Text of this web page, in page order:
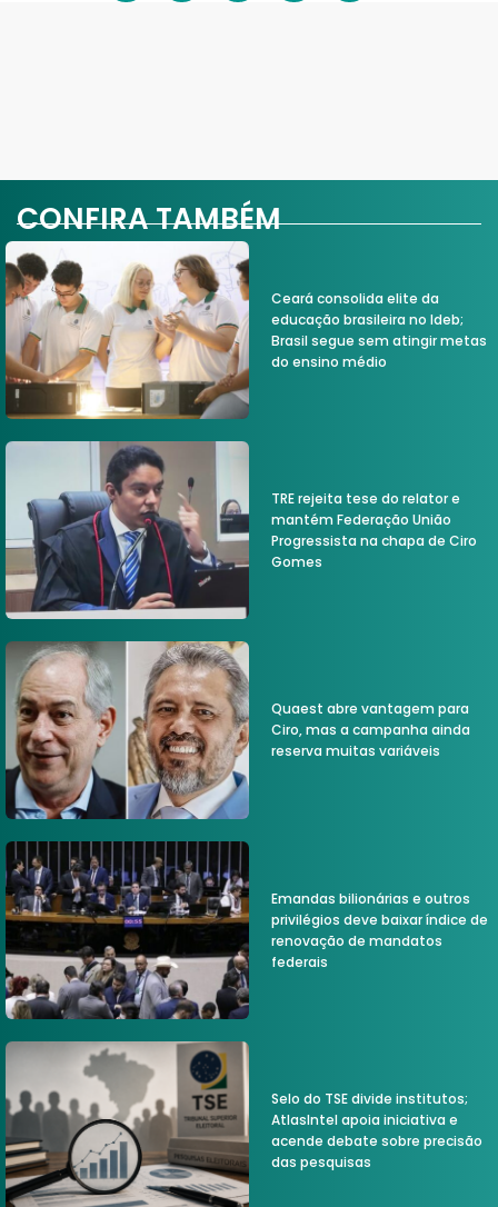
CONFIRA TAMBÉM
Ceará consolida elite da
educação brasileira no Ideb;
Brasil segue sem atingir metas
do ensino médio
TRE rejeita tese do relator e
mantém Federação União
Progressista na chapa de Ciro
Gomes
Quaest abre vantagem para
Ciro, mas a campanha ainda
reserva muitas variáveis
Emandas bilionárias e outros
privilégios deve baixar índice de
renovação de mandatos
federais
Selo do TSE divide institutos;
AtlasIntel apoia iniciativa e
acende debate sobre precisão
das pesquisas